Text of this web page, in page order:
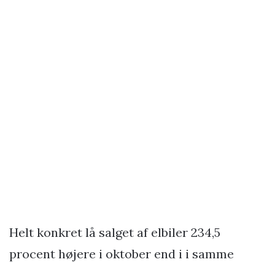
Helt konkret lå salget af elbiler 234,5
procent højere i oktober end i i samme